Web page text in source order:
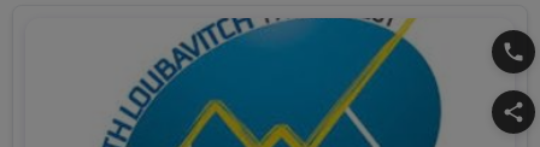
phone
share